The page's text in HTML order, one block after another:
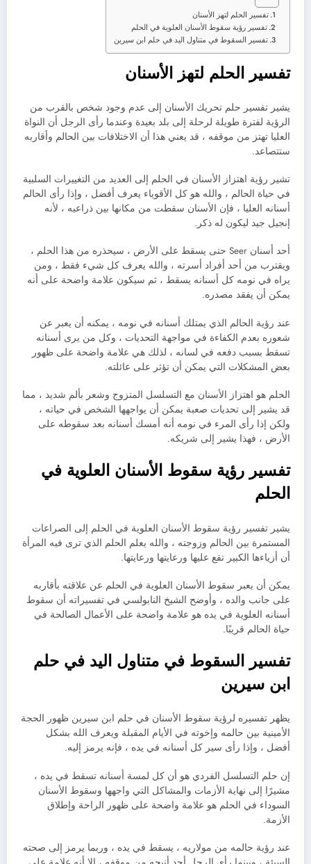
تفسير الحلم لتهز الأسنان
تفسير رؤية سقوط الأسنان العلوية في الحلم
تفسير السقوط في متناول اليد في حلم ابن سيرين
تفسير الحلم لتهز الأسنان
يشير تفسير حلم تحريك الأسنان إلى عدم وجود شخص بالقرب من
الرؤية لفترة طويلة لرحلة إلى بلد بعيدة وعندما رأى الرجل أن النواة
العليا تهتز من موقفه ، قد يعني هذا أن الاختلافات بين الحالم وأقاربه
ستتصاعد.
تشير رؤية اهتزاز الأسنان في الحلم إلى العديد من التغييرات السلبية
في حياة الحالم ، والله هو كل الأقوياء يعرف أفضل ، وإذا رأى الحالم
أسنانه العليا ، فإن الأسنان سقطت من مكانها بين ذراعيه ، لأنه
إنجيل جيد ليكون له ذكر.
أحد أسنان Seer حتى يسقط على الأرض ، سيحذره من هذا الحلم ،
ويقترب من أحد أفراد أسرته ، والله يعرف كل شيء فقط ، ومن
يراه في نومه كل أسنانه يسقط ، ثم سيكون علامة واضحة على أنه
يمكن أن يفقد مصدره.
عند رؤية الحالم الذي يمتلك أسنانه في نومه ، يمكنه أن يعبر عن
شعوره بعدم الكفاءة في مواجهة التحديات ، وكل من يرى أسنانه
تسقط بسبب دفعه في لسانه ، لذلك هي علامة واضحة على ظهور
بعض المشكلات التي يمكن أن تؤثر على عائلته.
الحلم هو اهتزاز الأسنان مع التسلسل المتزوج وشعر بألم شديد ، مما
قد يشير إلى تحديات صعبة يمكن أن يواجهها الشخص في حياته ،
ولكن إذا رأى المرء في نومه أنه أمسك أسنانه بعد سقوطه على
الأرض ، فهذا يشير إلى شريكه.
تفسير رؤية سقوط الأسنان العلوية في
الحلم
يشير تفسير رؤية سقوط الأسنان العلوية في الحلم إلى الصراعات
المستمرة بين الحالم وزوجته ، والله يعلم الحلم الذي ترى فيه المرأة
أن أزياءها الكبير تقع عليها ورعايتها ورعايتها.
يمكن أن يعبر سقوط الأسنان العلوية في الحلم عن علاقته بأقاربه
على جانب والده ، وأوضح الشيخ النابولسي في تفسيراته أن سقوط
أسنانه العلوية في يده هو علامة واضحة على الأعمال الصالحة في
حياة الحالم قريبًا.
تفسير السقوط في متناول اليد في حلم
ابن سيرين
يظهر تفسيره لرؤية سقوط الأسنان في حلم ابن سيرين ظهور الحجة
الأمينية بين حالمه وإخوته في الأيام المقبلة ويعرف الله بشكل
أفضل ، وإذا رأى سير كل أسنانه في يده ، فإنه يرمز إليه.
إن حلم التسلسل الفردي هو أن كل لمسة أسنانه تسقط في يده ،
مشيرًا إلى نهاية الأزمات والمشاكل التي واجهها وسقوط الأسنان
السوداء في الحلم هو علامة واضحة على ظهور الراحة وإطلاق
الأزمة.
عند رؤية حالمه من مولاريه ، يسقط في يده ، وربما يرمز إلى صحته